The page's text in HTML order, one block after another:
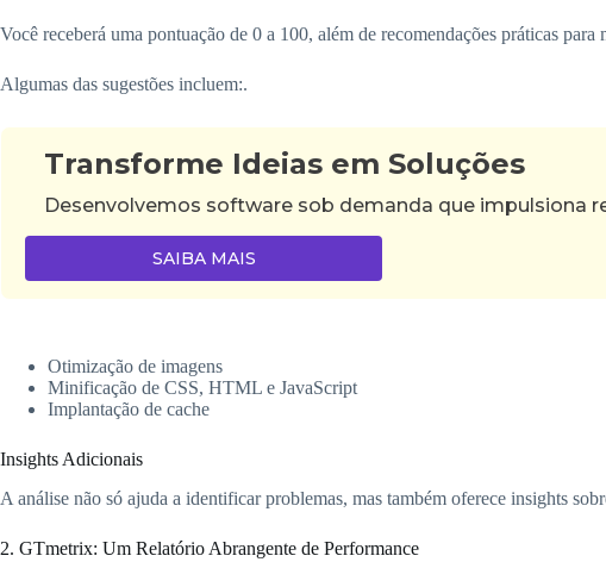
Você receberá uma pontuação de 0 a 100, além de recomendações práticas para
Algumas das sugestões incluem:.
Transforme Ideias em Soluções
Desenvolvemos software sob demanda que impulsiona
SAIBA MAIS
Otimização de imagens
Minificação de CSS, HTML e JavaScript
Implantação de cache
Insights Adicionais
A análise não só ajuda a identificar problemas, mas também oferece insights
2. GTmetrix: Um Relatório Abrangente de Performance